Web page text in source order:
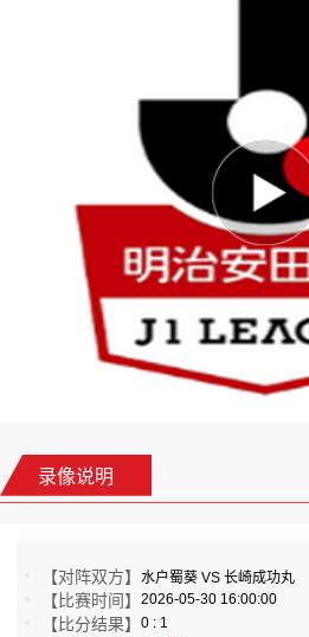
录像说明
【对阵双方】水户蜀葵 VS 长崎成功丸
【比赛时间】2026-05-30 16:00:00
【比分结果】0 : 1